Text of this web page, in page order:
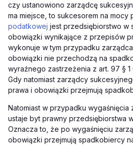
czy ustanowiono zarządcę
ma miejsce, to sukcesorem na mocy
podatkowej jest przedsiębiorstwo w
obowiązki wynikające z przepisów
wykonuje w tym przypadku
obowiązki nie przechodzą na
wyraźnego zastrzeżenia z art. 97 § 1
Gdy natomiast zarządcy
prawa i obowiązki przejmują
Natomiast w przypadku wygaśnięcia
ustaje byt prawny przedsiębiorstwa
Oznacza to, że po wygaśnięciu
obowiązki przejmują spadkobiercy